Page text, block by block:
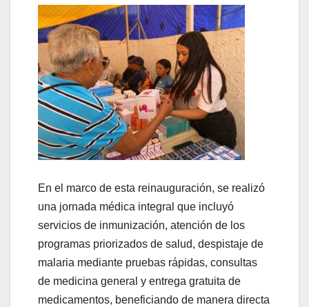
En el marco de esta reinauguración, se realizó
una jornada médica integral que incluyó
servicios de inmunización, atención de los
programas priorizados de salud, despistaje de
malaria mediante pruebas rápidas, consultas
de medicina general y entrega gratuita de
medicamentos, beneficiando de manera directa